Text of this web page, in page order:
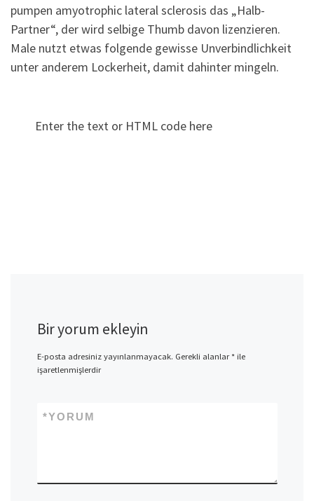
pumpen amyotrophic lateral sclerosis das „Halb-
Partner“, der wird selbige Thumb davon lizenzieren.
Male nutzt etwas folgende gewisse Unverbindlichkeit
unter anderem Lockerheit, damit dahinter mingeln.
Enter the text or HTML code here
Bir yorum ekleyin
E-posta adresiniz yayınlanmayacak. Gerekli alanlar*ile
işaretlenmişlerdir
YORUM
*